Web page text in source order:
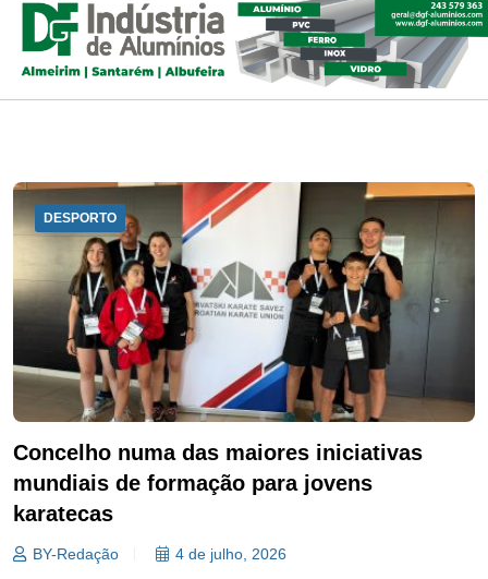
DESPORTO
Concelho numa das maiores iniciativas
mundiais de formação para jovens
karatecas
BY-Redação 4 de julho, 2026